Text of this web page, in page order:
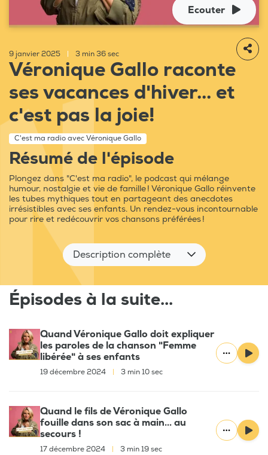
Ecouter
9 janvier 2025 3 min 36 sec
Véronique Gallo raconte
ses vacances d'hiver... et
c'est pas la joie!
C'est ma radio avec Véronique Gallo
Résumé de l'épisode
Plongez dans "C'est ma radio", le podcast qui mélange
humour, nostalgie et vie de famille ! Véronique Gallo réinvente
les tubes mythiques tout en partageant des anecdotes
irrésistibles avec ses enfants. Un rendez-vous incontournable
pour rire et redécouvrir vos chansons préférées !
Description complète
Épisodes à la suite...
Quand Véronique Gallo doit expliquer
les paroles de la chanson "Femme
libérée" à ses enfants
19 décembre 2024 3 min 10 sec
Quand le fils de Véronique Gallo
fouille dans son sac à main... au
secours !
17 décembre 2024 3 min 19 sec